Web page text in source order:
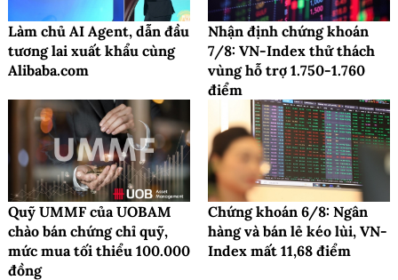
Làm chủ AI Agent, dẫn đầu
tương lai xuất khẩu cùng
Alibaba.com
Nhận định chứng khoán
7/8: VN-Index thử thách
vùng hỗ trợ 1.750-1.760
điểm
Quỹ UMMF của UOBAM
chào bán chứng chỉ quỹ,
mức mua tối thiểu 100.000
đồng
Chứng khoán 6/8: Ngân
hàng và bán lẻ kéo lùi, VN-
Index mất 11,68 điểm